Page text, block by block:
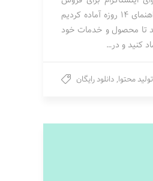
بیشتر هستید، در این مطلب یک راهنمای 14 روزه آماده کردیم
تا محصول و خدمات خود
کنید و در…
تولید محتوا, دانلود رایگان